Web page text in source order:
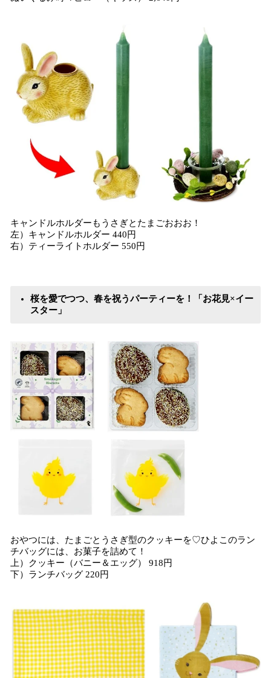
キャンドルホルダーもうさぎとたまごおおお！
左）キャンドルホルダー 440円
右）ティーライトホルダー 550円
桜を愛でつつ、春を祝うパーティーを！「お花見×イー
スター」
おやつには、たまごとうさぎ型のクッキーを♡ひよこのラン
チバッグには、お菓子を詰めて！
上）クッキー（バニー＆エッグ） 918円
下）ランチバッグ 220円